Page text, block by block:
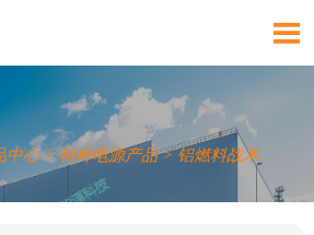

中心>特种电源产品>铝燃料战术